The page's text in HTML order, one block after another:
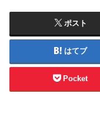
ポスト
はてブ
Pocket